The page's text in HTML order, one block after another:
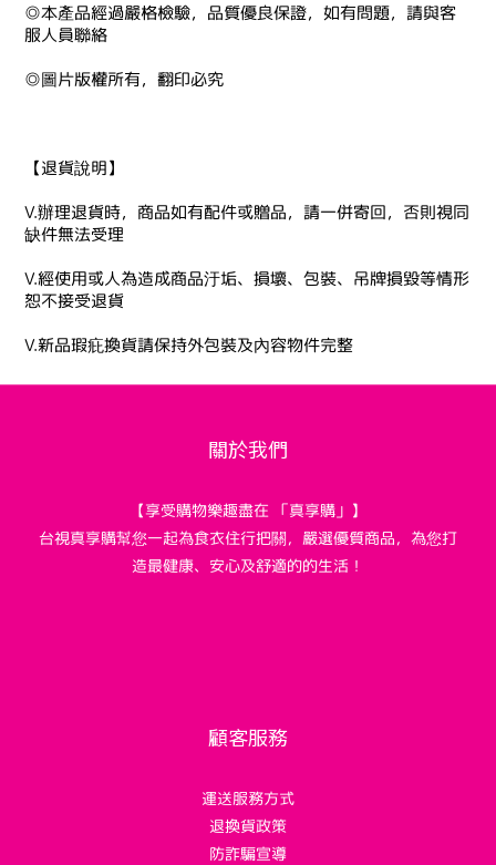
◎本產品經過嚴格檢驗，品質優良保證，如有問題，請與客
服人員聯絡
◎圖片版權所有，翻印必究
【退貨說明】
V.辦理退貨時，商品如有配件或贈品，請一併寄回，否則視同
缺件無法受理
V.經使用或人為造成商品汙垢、損壞、包裝、吊牌損毀等情形
恕不接受退貨
V.新品瑕疪換貨請保持外包裝及內容物件完整
關於我們
【享受購物樂趣盡在 「真享購」】
台視真享購幫您一起為食衣住行把關，嚴選優質商品，為您打
造最健康、安心及舒適的的生活！
顧客服務
運送服務方式
退換貨政策
防詐騙宣導